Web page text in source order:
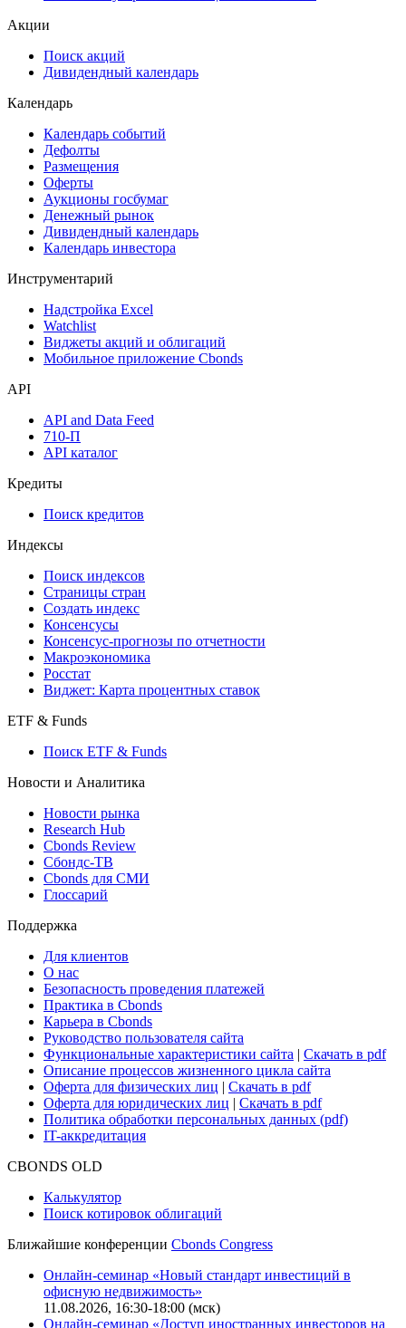
ESG
Самые популярные облигации на Cbonds.ru
Дивидендный календарь
Календарь
Календарь событий
Дефолты
Размещения
Оферты
Аукционы госбумаг
Денежный рынок
Календарь инвестора
Инструментарий
Надстройка Excel
Мобильное приложение Cbonds
API
API and Data Feed
API каталог
Кредиты
Поиск кредитов
Индексы
Поиск индексов
Страницы стран
Создать индекс
Консенсусы
Консенсус-прогнозы по отчетности
Макроэкономика
Виджет: Карта процентных ставок
ETF & Funds
Поиск ETF & Funds
Новости и Аналитика
Новости рынка
Research Hub
Cbonds Review
Сбондс-ТВ
Глоссарий
Поддержка
Для клиентов
О нас
Безопасность проведения платежей
Практика в Cbonds
Карьера в Cbonds
Руководство пользователя сайта
Функциональные характеристики сайта|Скачать в pdf
Описание процессов жизненного цикла сайта
Оферта для физических лиц
Оферта для юридических лиц
IT-аккредитация
Поиск котировок облигаций
Ближайшие конференцииCbonds Congress